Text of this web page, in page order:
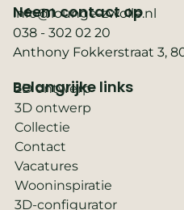
Belangrijke links
2D ontwerp
3D ontwerp
Collectie
Contact
Vacatures
Wooninspiratie
3D-configurator
Neem contact op
info@lounge-zwolle.nl
038 - 302 02 20
Anthony Fokkerstraat 3,